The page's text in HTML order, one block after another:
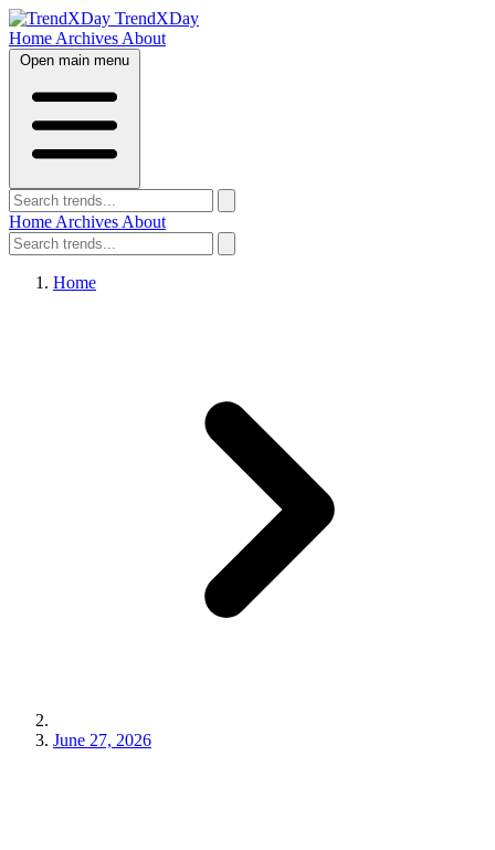
TrendXDay
Home Archives About
Open main menu
Home Archives About
Home
June 27, 2026